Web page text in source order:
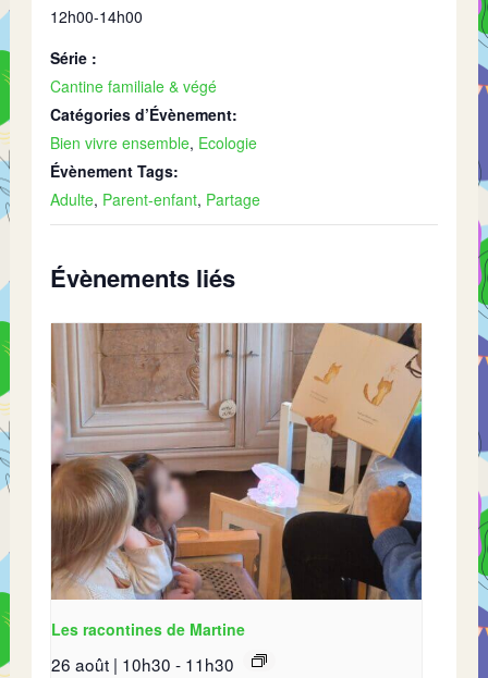
12h00-14h00
Série :
Cantine familiale & végé
Catégories d’Évènement:
Bien vivre ensemble, Ecologie
Évènement Tags:
Adulte, Parent-enfant, Partage
Évènements liés
Les racontines de Martine
26 août | 10h30 - 11h30